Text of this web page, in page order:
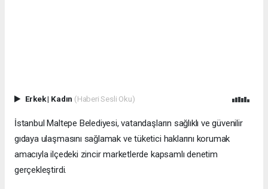
Erkek| Kadın (Haberi Sesli Oku)
İstanbul Maltepe Belediyesi, vatandaşların sağlıklı ve güvenilir
gıdaya ulaşmasını sağlamak ve tüketici haklarını korumak
amacıyla ilçedeki zincir marketlerde kapsamlı denetim
gerçekleştirdi.